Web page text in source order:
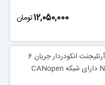
‎12,050,000تومان
درایور استپ موتور آرتلیجنت انکودردار جریان 6